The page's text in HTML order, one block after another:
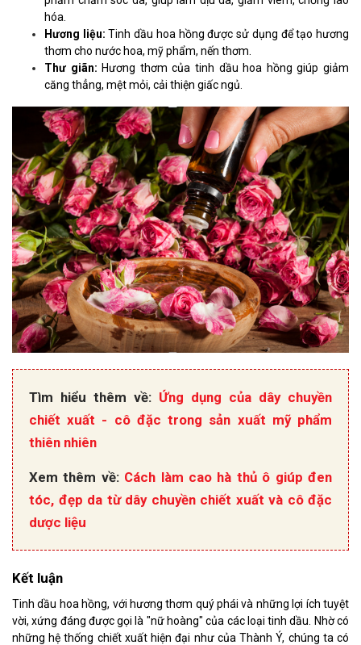
hóa.
Hương liệu: Tinh dầu hoa hồng được sử dụng để tạo hương
thơm cho nước hoa, mỹ phẩm, nến thơm.
Thư giãn: Hương thơm của tinh dầu hoa hồng giúp giảm
căng thẳng, mệt mỏi, cải thiện giấc ngủ.
Tìm hiểu thêm về: Ứng dụng của dây chuyền
chiết xuất - cô đặc trong sản xuất mỹ phẩm
thiên nhiên
Xem thêm về: Cách làm cao hà thủ ô giúp đen
tóc, đẹp da từ dây chuyền chiết xuất và cô đặc
dược liệu
Kết luận
Tinh dầu hoa hồng, với hương thơm quý phái và những lợi ích tuyệt
vời, xứng đáng được gọi là "nữ hoàng" của các loại tinh dầu. Nhờ có
những hệ thống chiết xuất hiện đại như của Thành Ý, chúng ta có